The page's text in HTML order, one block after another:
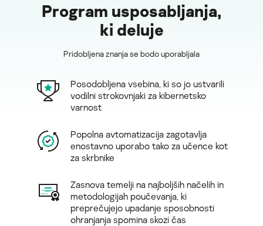
Program usposabljanja,
ki deluje
Pridobljena znanja se bodo uporabljala
Posodobljena vsebina, ki so jo ustvarili
vodilni strokovnjaki za kibernetsko
varnost
Popolna avtomatizacija zagotavlja
enostavno uporabo tako za učence kot
za skrbnike
Zasnova temelji na najboljših načelih in
metodologijah poučevanja, ki
preprečujejo upadanje sposobnosti
ohranjanja spomina skozi čas